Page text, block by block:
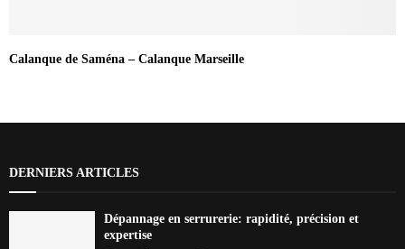
Calanque de Saména – Calanque Marseille
DERNIERS ARTICLES
Dépannage en serrurerie: rapidité, précision et
expertise